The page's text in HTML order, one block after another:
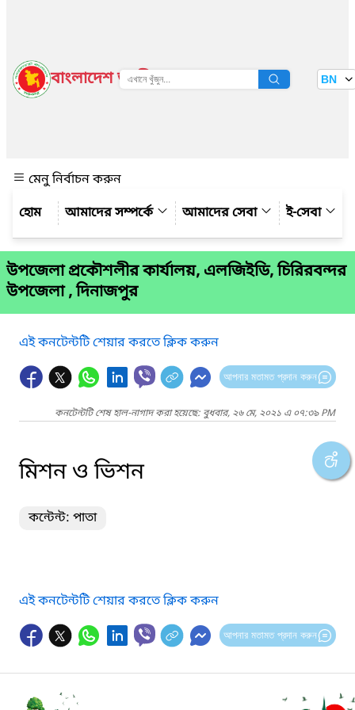
বাংলাদেশ জাতীয় তথ্য বাতায়ন BN
মেনু নির্বাচন করুন
আমাদের সম্পর্কে
আমাদের সেবা ই-সেবা
উপজেলা প্রকৌশলীর কার্যালয়, এলজিইডি, চিরিরবন্দর
উপজেলা , দিনাজপুর
এই কনটেন্টটি শেয়ার করতে ক্লিক করুন
আপনার মতামত প্রদান করুন
কনটেন্টটি শেষ হাল-নাগাদ করা হয়েছে: বুধবার, ২৬ মে, ২০২১ এ ০৭:৩৯ PM
মিশন ও ভিশন
কন্টেন্ট: পাতা
এই কনটেন্টটি শেয়ার করতে ক্লিক করুন
আপনার মতামত প্রদান করুন